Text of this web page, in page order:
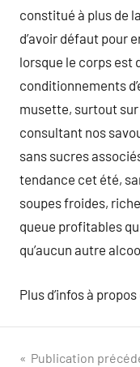
constitué à plus de
d’avoir défaut pour
lorsque le corps est
conditionnements
musette, surtout
consultant nos
sans sucres
tendance cet été,
soupes froides,
queue profitables
qu’aucun autre
Plus d’infos à propos
Navigation
Publication